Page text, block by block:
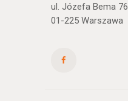
ul. Józefa Bema 76
01-225 Warszawa